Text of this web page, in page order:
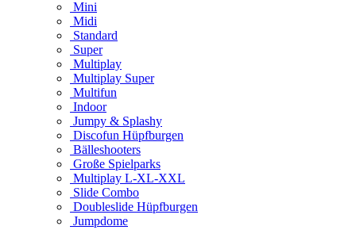
Mini
Midi
Standard
Super
Multiplay
Multiplay Super
Multifun
Indoor
Jumpy & Splashy
Discofun Hüpfburgen
Bälleshooters
Große Spielparks
Multiplay L-XL-XXL
Slide Combo
Doubleslide Hüpfburgen
Jumpdome